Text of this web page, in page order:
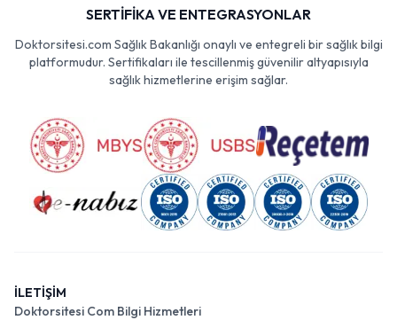
SERTİFİKA VE ENTEGRASYONLAR
Doktorsitesi.com Sağlık Bakanlığı onaylı ve entegreli bir sağlık bilgi
platformudur. Sertifikaları ile tescillenmiş güvenilir altyapısıyla
sağlık hizmetlerine erişim sağlar.
İLETİŞİM
Doktorsitesi Com Bilgi Hizmetleri